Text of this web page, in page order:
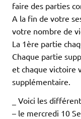
faire des parties
A la fin de votre
votre nombre de
La 1ère partie
Chaque partie
et chaque victoire
supplémentaire.
_ Voici les
– le mercredi 10